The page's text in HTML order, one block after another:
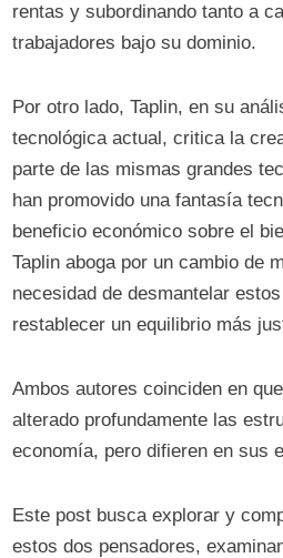
rentas y subordinando tanto a
trabajadores bajo su dominio.
Por otro lado, Taplin, en su
tecnológica actual, critica la
parte de las mismas grandes
han promovido una fantasía
beneficio económico sobre el
Taplin aboga por un cambio de
necesidad de desmantelar
restablecer un equilibrio más
Ambos autores coinciden en
alterado profundamente las
economía, pero difieren en sus
Este post busca explorar y
estos dos pensadores,